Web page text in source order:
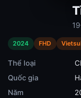
2024 FHD
Thể loại
Quốc gia
Năm